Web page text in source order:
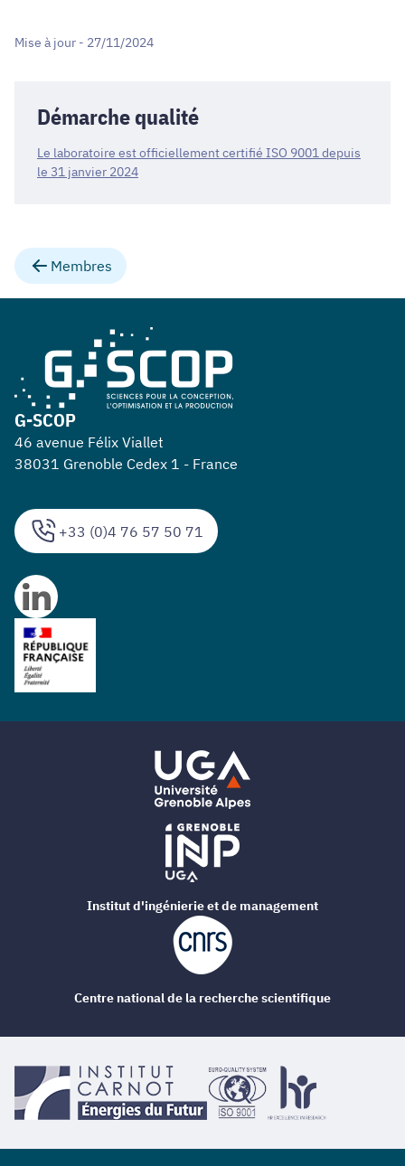
Mise à jour - 27/11/2024
Démarche qualité
Le laboratoire est officiellement certifié ISO 9001 depuis
le 31 janvier 2024
Membres
+33 (0)4 76 57 50 71
G-SCOP
46 avenue Félix Viallet
38031 Grenoble Cedex 1 - France
Institut d'ingénierie et de management
Centre national de la recherche scientifique